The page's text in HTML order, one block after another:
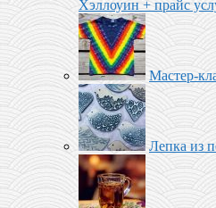
Хэллоуин + прайс
Мастер-
Лепка из